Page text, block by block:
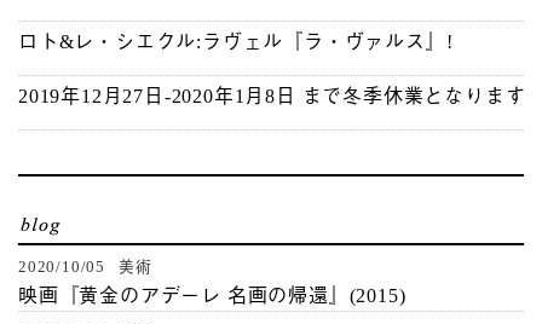
ロト&レ・シエクル:ラヴェル『ラ・ヴァルス』!
2019年12月27日-2020年1月8日 まで冬季休業となります
2020/10/05 美術
映画『黄金のアデーレ 名画の帰還』(2015)